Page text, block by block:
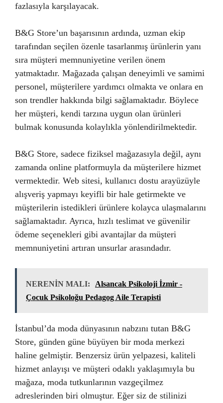
fazlasıyla karşılayacak.
B&G Store’un başarısının ardında, uzman ekip
tarafından seçilen özenle tasarlanmış ürünlerin yanı
sıra müşteri memnuniyetine verilen önem
yatmaktadır. Mağazada çalışan deneyimli ve samimi
personel, müşterilere yardımcı olmakta ve onlara en
son trendler hakkında bilgi sağlamaktadır. Böylece
her müşteri, kendi tarzına uygun olan ürünleri
bulmak konusunda kolaylıkla yönlendirilmektedir.
B&G Store, sadece fiziksel mağazasıyla değil, aynı
zamanda online platformuyla da müşterilere hizmet
vermektedir. Web sitesi, kullanıcı dostu arayüzüyle
alışveriş yapmayı keyifli bir hale getirmekte ve
müşterilerin istedikleri ürünlere kolayca ulaşmalarını
sağlamaktadır. Ayrıca, hızlı teslimat ve güvenilir
ödeme seçenekleri gibi avantajlar da müşteri
memnuniyetini artıran unsurlar arasındadır.
NERENİN MALI:
Alsancak Psikoloji İzmir -
Çocuk Psikoloğu Pedagog Aile Terapisti
İstanbul’da moda dünyasının nabzını tutan B&G
Store, günden güne büyüyen bir moda merkezi
haline gelmiştir. Benzersiz ürün yelpazesi, kaliteli
hizmet anlayışı ve müşteri odaklı yaklaşımıyla bu
mağaza, moda tutkunlarının vazgeçilmez
adreslerinden biri olmuştur. Eğer siz de stilinizi